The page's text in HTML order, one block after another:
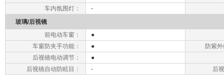
车内氛围灯：
-
玻璃/后视镜
前电动车窗：
●
车窗防夹手功能：
●
防紫
后视镜电动调节：
●
后视镜自动防眩目：
-
后